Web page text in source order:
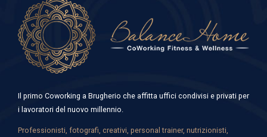
Il primo Coworking a Brugherio che affitta uffici condivisi e privati per
i lavoratori del nuovo millennio.
Professionisti, fotografi, creativi, personal trainer, nutrizionisti,